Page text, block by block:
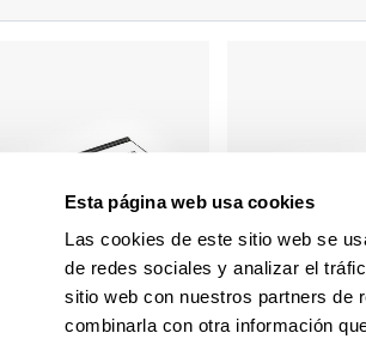
Esta página web usa cookies
Las cookies de este sitio web se
de redes sociales y analizar el
sitio web con nuestros partners de
combinarla con otra información